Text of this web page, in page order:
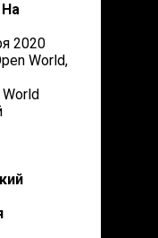
На
2020
World,
World